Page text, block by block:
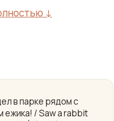
↓
в парке рядом с
ежика! / Saw a rabbit